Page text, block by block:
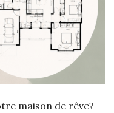
maison de rêve?